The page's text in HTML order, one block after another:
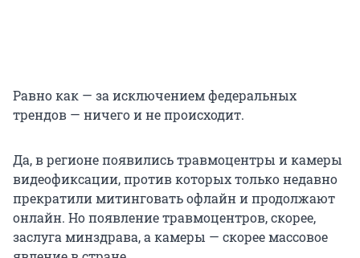
Равно как — за исключением федеральных
трендов — ничего и не происходит.
Да, в регионе появились травмоцентры и камеры
видеофиксации, против которых только недавно
прекратили митинговать офлайн и продолжают
онлайн. Но появление травмоцентров, скорее,
заслуга минздрава, а камеры — скорее массовое